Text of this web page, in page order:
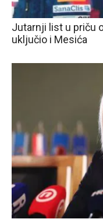
Jutarnji list u priču
uključio i Mesića